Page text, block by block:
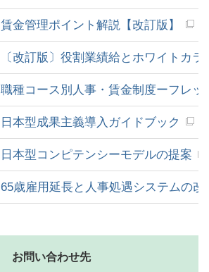
賃金管理ポイント解説【改訂版】
〔改訂版〕役割業績給とホワイトカラ
職種コース別人事・賃金制度ーフレ
日本型成果主義導入ガイドブック
日本型コンピテンシーモデルの提案
65歳雇用延長と人事処遇システムの改
お問い合わせ先